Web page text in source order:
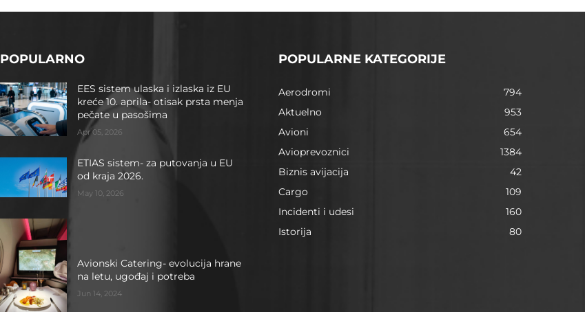
POPULARNO
EES sistem ulaska i izlaska iz EU
kreće 10. aprila- otisak prsta menja
pečate u pasošima
Apr 05, 2026
ETIAS sistem- za putovanja u EU
od kraja 2026.
May 10, 2026
Avionski Catering- evolucija hrane
na letu, ugođaj i potreba
Jun 14, 2024
POPULARNE KATEGORIJE
Aerodromi
794
Aktuelno
953
Avioni
654
Avioprevoznici
1384
Biznis avijacija
42
Cargo
109
Incidenti i udesi
160
Istorija
80